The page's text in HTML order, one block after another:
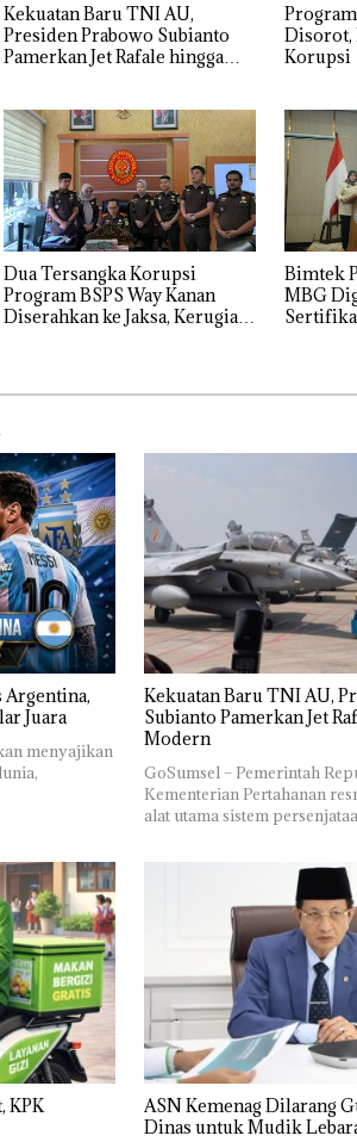
Kekuatan Baru TNI AU,
Presiden Prabowo Subianto
Pamerkan Jet Rafale hingga
Disorot,
Korupsi
Dua Tersangka Korupsi
Program BSPS Way Kanan
Diserahkan ke Jaksa, Kerugian
Bimtek
MBG
Argentina,
Juara
menyajikan
Kekuatan Baru TNI AU,
Subianto Pamerkan Jet
Modern
GoSumsel – Pemerintah
Kementerian Pertahanan
alat utama sistem
KPK
ASN Kemenag Dilarang
Dinas untuk Mudik